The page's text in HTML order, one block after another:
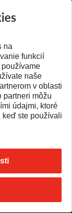
Pridané 23.06.2026
na
funkcií
naše
v oblasti
partneri môžu
údajmi, ktoré
keď ste používali